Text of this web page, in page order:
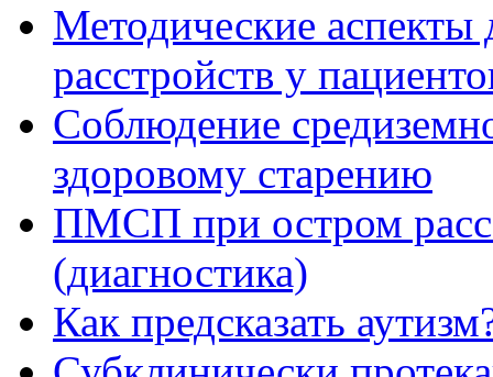
Методические аспекты
расстройств у
Соблюдение
здоровому старению
ПМСП при остром
(диагностика)
Как предсказать